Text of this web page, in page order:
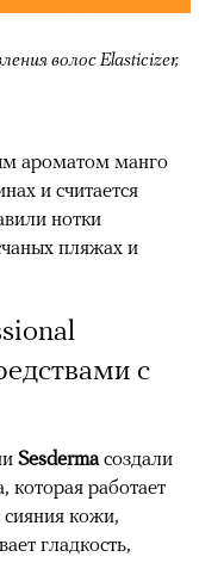
волос Elasticizer,
ароматом манго
и считается
нотки
пляжах и
с
Sesdermaсоздали
работает
сияния кожи,
гладкость,